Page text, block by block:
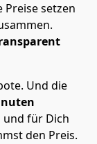
Preise setzen
Und die
und für Dich
den Preis.